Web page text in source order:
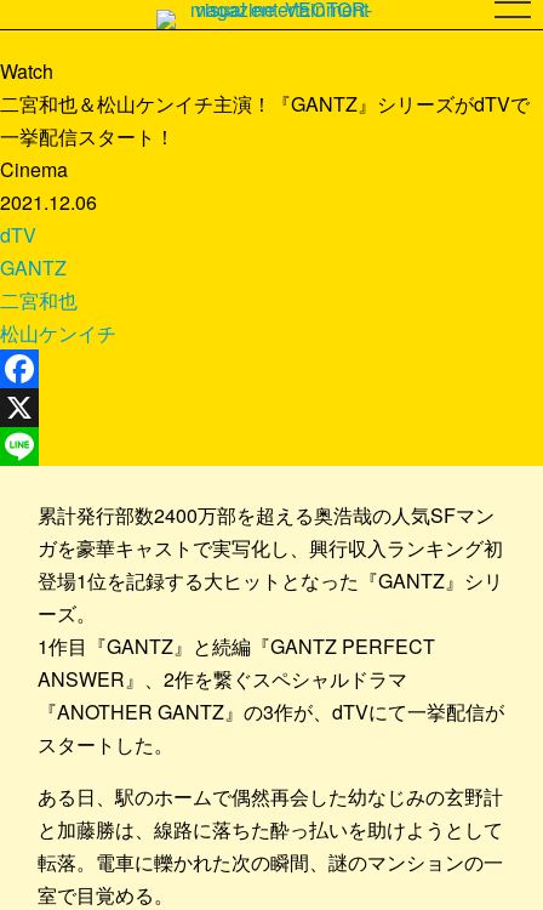
Watch
二宮和也＆松山ケンイチ主演！『GANTZ』シリーズがdTVで
一挙配信スタート！
Cinema
2021.12.06
dTV
GANTZ
二宮和也
松山ケンイチ
Facebook
X
累計発行部数2400万部を超える奥浩哉の人気SFマン
ガを豪華キャストで実写化し、興行収入ランキング初
登場1位を記録する大ヒットとなった『GANTZ』シリ
ーズ。
1作目『GANTZ』と続編『GANTZ PERFECT
ANSWER』、2作を繋ぐスペシャルドラマ
『ANOTHER GANTZ』の3作が、dTVにて一挙配信が
スタートした。
ある日、駅のホームで偶然再会した幼なじみの玄野計
と加藤勝は、線路に落ちた酔っ払いを助けようとして
転落。電車に轢かれた次の瞬間、謎のマンションの一
室で目覚める。